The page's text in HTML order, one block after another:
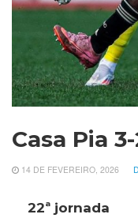
Casa Pia
14 DE FEVEREIRO, 2026
22ª jornada